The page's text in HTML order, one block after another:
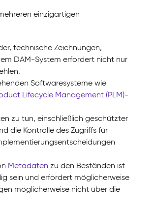
einzigartigen
technische Zeichnungen,
DAM-System erfordert nicht nur
Softwaresysteme wie
Lifecycle Management (PLM)-
zu tun, einschließlich geschützter
die Kontrolle des Zugriffs für
Metadaten zu den Beständen ist
sein und erfordert möglicherweise
möglicherweise nicht über die